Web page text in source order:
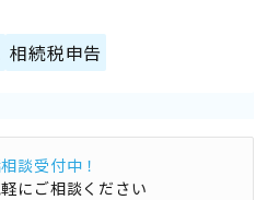
相続税申告
談受付中！
にご相談ください